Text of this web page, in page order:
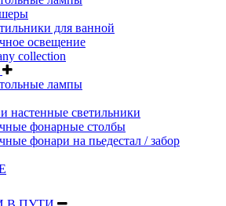
для ванной
освещение
collection
лампы
настенные светильники
фонарные столбы
фонари на пьедестал / забор